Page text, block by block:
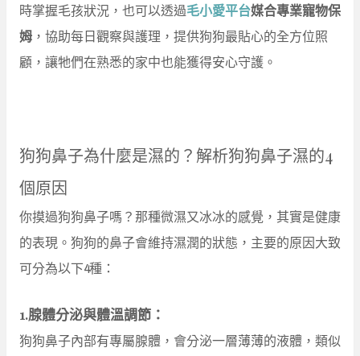
時掌握毛孩狀況，也可以透過毛小愛平台媒合專業寵物保
姆 ，協助每日觀察與護理，提供狗狗最貼心的全方位照
顧，讓牠們在熟悉的家中也能獲得安心守護。
狗狗鼻子為什麼是濕的？解析狗狗鼻子濕的4
個原因
你摸過狗狗鼻子嗎？那種微濕又冰冰的感覺，其實是健康
的表現。狗狗的鼻子會維持濕潤的狀態，主要的原因大致
可分為以下4種：
1.腺體分泌與體溫調節：
狗狗鼻子內部有專屬腺體，會分泌一層薄薄的液體，類似